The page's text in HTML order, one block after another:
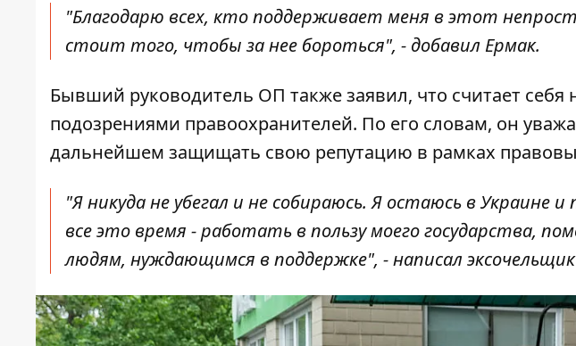
"Благодарю всех, кто поддерживает меня в этот
стоит того, чтобы за нее бороться", - добавил Ермак.
Бывший руководитель ОП также заявил, что считает
подозрениями правоохранителей. По его словам, он
дальнейшем защищать свою репутацию в рамках
"Я никуда не убегал и не собираюсь. Я остаюсь в Украине
все это время - работать в пользу моего государства,
людям, нуждающимся в поддержке", - написал